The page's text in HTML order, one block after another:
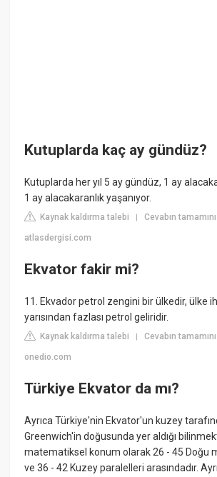
Kutuplarda kaç ay gündüz?
Kutuplarda her yıl 5 ay gündüz, 1 ay
1 ay alacakaranlık yaşanıyor.
Kaynak kaldırma talebi |Cevabın
atlasdergisi.com
Ekvator fakir mi?
11. Ekvador petrol zengini bir ülkedir, ülke
yarısından fazlası petrol geliridir.
Kaynak kaldırma talebi |Cevabın
onedio.com
Türkiye Ekvator da mı?
Ayrıca Türkiye'nin Ekvator'un kuzey
Greenwich'in doğusunda yer aldığı
matematiksel konum olarak 26 - 45 Doğu
ve 36 - 42 Kuzey paralelleri arasındadır.